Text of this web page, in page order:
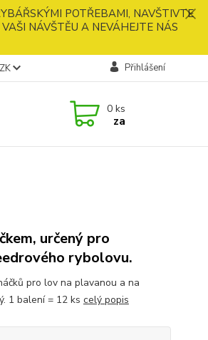
POTŘEBAMI, NAVŠTIVTE
NÁVŠTĚU A NEVÁHEJTE NÁS
Přihlášení
0 ks
za
určený pro
rybolovu.
pro lov na plavanou a na
1 balení = 12 ks celý popis